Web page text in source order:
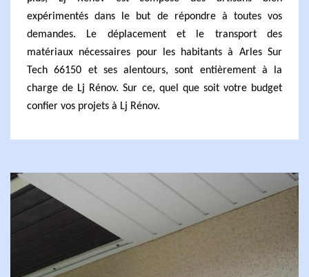
expérimentés dans le but de répondre à toutes vos
demandes. Le déplacement et le transport des
matériaux nécessaires pour les habitants à Arles Sur
Tech 66150 et ses alentours, sont entièrement à la
charge de Lj Rénov. Sur ce, quel que soit votre budget
confier vos projets à Lj Rénov.